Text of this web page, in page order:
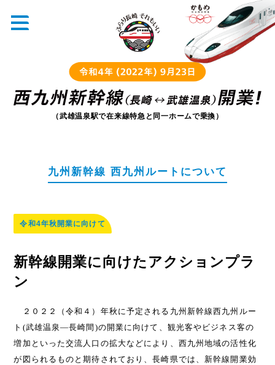
（武雄温泉駅で在来線特急と同一ホームで乗換）
九州新幹線 西九州ルートについて
令和4年秋開業に向けて
新幹線開業に向けたアクションプラ
ン
２０２２（令和４） 年秋に予定される九州新幹線西九州ルー
ト (武雄温泉―長崎間 )の開業に向けて、観光客やビジネス客の
増加といった交流人口の拡大などにより、西九州地域の活性化
が図られるものと期待されており、長崎県では、新幹線開業効